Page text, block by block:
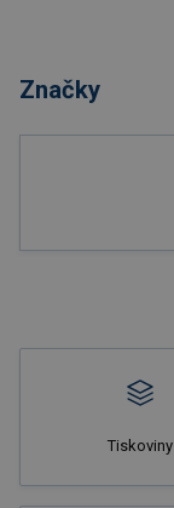
Značky
Tiskoviny